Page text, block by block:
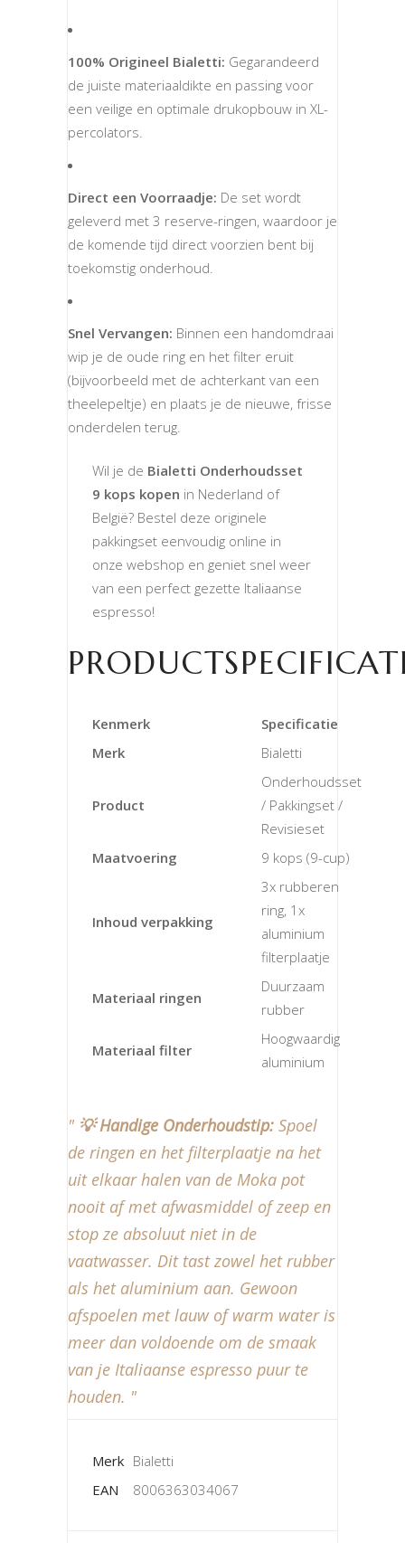
100% Origineel Bialetti: Gegarandeerd
de juiste materiaaldikte en passing voor
een veilige en optimale drukopbouw in XL-
percolators.
Direct een Voorraadje: De set wordt
geleverd met 3 reserve-ringen, waardoor je
de komende tijd direct voorzien bent bij
toekomstig onderhoud.
Snel Vervangen: Binnen een handomdraai
wip je de oude ring en het filter eruit
(bijvoorbeeld met de achterkant van een
theelepeltje) en plaats je de nieuwe, frisse
onderdelen terug.
Wil je de Bialetti Onderhoudsset
9 kops kopen in Nederland of
België? Bestel deze originele
pakkingset eenvoudig online in
onze webshop en geniet snel weer
van een perfect gezette Italiaanse
espresso!
Kenmerk
Specificatie
Merk
Bialetti
Product
Onderhoudsset
/ Pakkingset /
Revisieset
Maatvoering
9 kops (9-cup)
Inhoud verpakking
3x rubberen
ring, 1x
aluminium
filterplaatje
Materiaal ringen
Duurzaam
rubber
Materiaal filter
Hoogwaardig
aluminium
💡 Handige Onderhoudstip: Spoel
de ringen en het filterplaatje na het
uit elkaar halen van de Moka pot
nooitaf met afwasmiddel of zeep en
stop ze absoluut niet in de
vaatwasser. Dit tast zowel het rubber
als het aluminium aan. Gewoon
afspoelen met lauw of warm water is
meer dan voldoende om de smaak
van je Italiaanse espresso puur te
houden.
Merk Bialetti
EAN
8006363034067